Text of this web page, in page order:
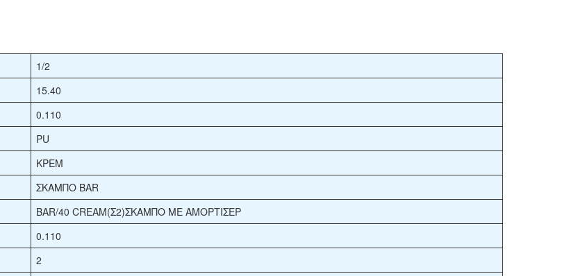
1/2
15.40
0.110
PU
ΚΡΕΜ
ΣΚΑΜΠΟ BAR
BAR/40 CREAM(Σ2)ΣKAMΠO ΜΕ ΑΜΟΡΤΙΣΕΡ
0.110
2